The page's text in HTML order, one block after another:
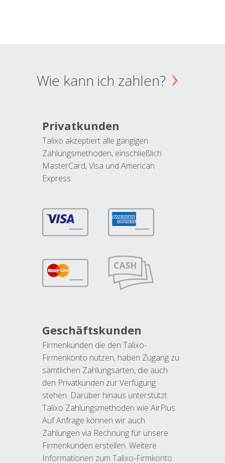
Wie kann ich zahlen?
Privatkunden
Talixo akzeptiert alle gängigen
Zahlungsmethoden, einschließlich
MasterCard, Visa und American
Express.
Geschäftskunden
Firmenkunden die den Talixo-
Firmenkonto nutzen, haben Zugang zu
sämtlichen Zahlungsarten, die auch
den Privatkunden zur Verfügung
stehen. Darüber hinaus unterstützt
Talixo Zahlungsmethoden wie AirPlus.
Auf Anfrage können wir auch
Zahlungen via Rechnung für unsere
Firmenkunden erstellen. Weitere
Informationen zum Talixo-Firmkonto